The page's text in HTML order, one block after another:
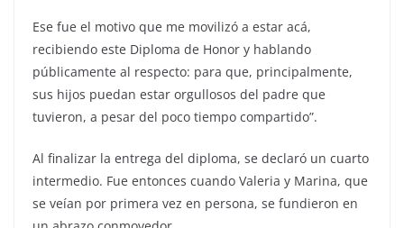
Ese fue el motivo que me movilizó a estar acá,
recibiendo este Diploma de Honor y hablando
públicamente al respecto: para que, principalmente,
sus hijos puedan estar orgullosos del padre que
tuvieron, a pesar del poco tiempo compartido”.
Al finalizar la entrega del diploma, se declaró un cuarto
intermedio. Fue entonces cuando Valeria y Marina, que
se veían por primera vez en persona, se fundieron en